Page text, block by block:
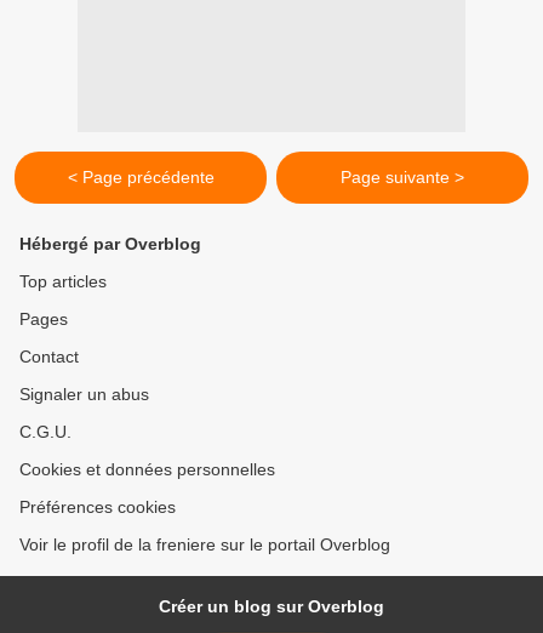
< Page précédente Page suivante >
Hébergé par Overblog
Top articles
Pages
Contact
Signaler un abus
C.G.U.
Cookies et données personnelles
Préférences cookies
Voir le profil de la freniere sur le portail Overblog
Créer un blog sur Overblog